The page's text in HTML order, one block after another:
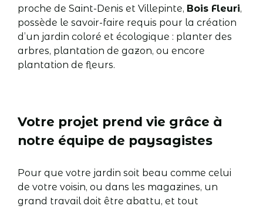
proche de Saint-Denis et Villepinte, Bois Fleuri,
possède le savoir-faire requis pour la création
d’un jardin coloré et écologique : planter des
arbres, plantation de gazon, ou encore
plantation de fleurs.
Votre projet prend vie grâce à
notre équipe de paysagistes
Pour que votre jardin soit beau comme celui
de votre voisin, ou dans les magazines, un
grand travail doit être abattu, et tout